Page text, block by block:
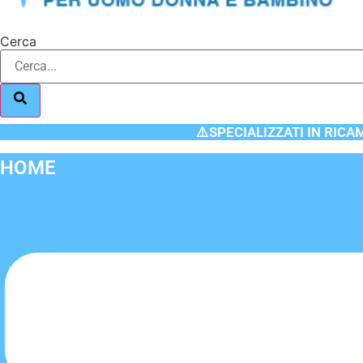
Cerca
⚠️SPECIALIZZATI IN
HOME